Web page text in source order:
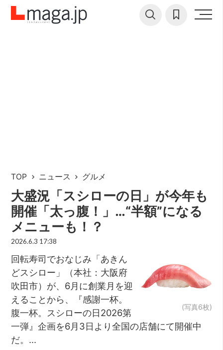
TOP ニュース グルメ
大盛況「スシローの日」が今年も
開催「太っ腹！」…“半額”になる
メニューも！？
2026.6.3 17:38
(写真6枚)
回転寿司でおなじみ「あきん
どスシロー」（本社：大阪府
吹田市）が、6月に創業月を迎
えることから、『感謝一杯。
腹一杯。スシローの日2026第
一弾』企画を6月3日より全国の店舗にて開催中
だ。...